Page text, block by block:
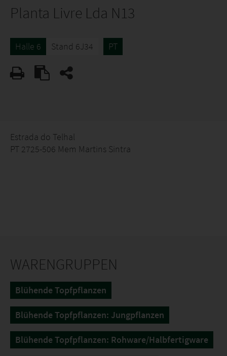
Planta Livre Lda N13
Halle 6 Stand 6J34 PT
Estrada do Telhal
PT 2725-506 Mem Martins Sintra
WARENGRUPPEN
Blühende Topfpflanzen
Blühende Topfpflanzen: Jungpflanzen
Blühende Topfpflanzen: Rohware/Halbfertigware